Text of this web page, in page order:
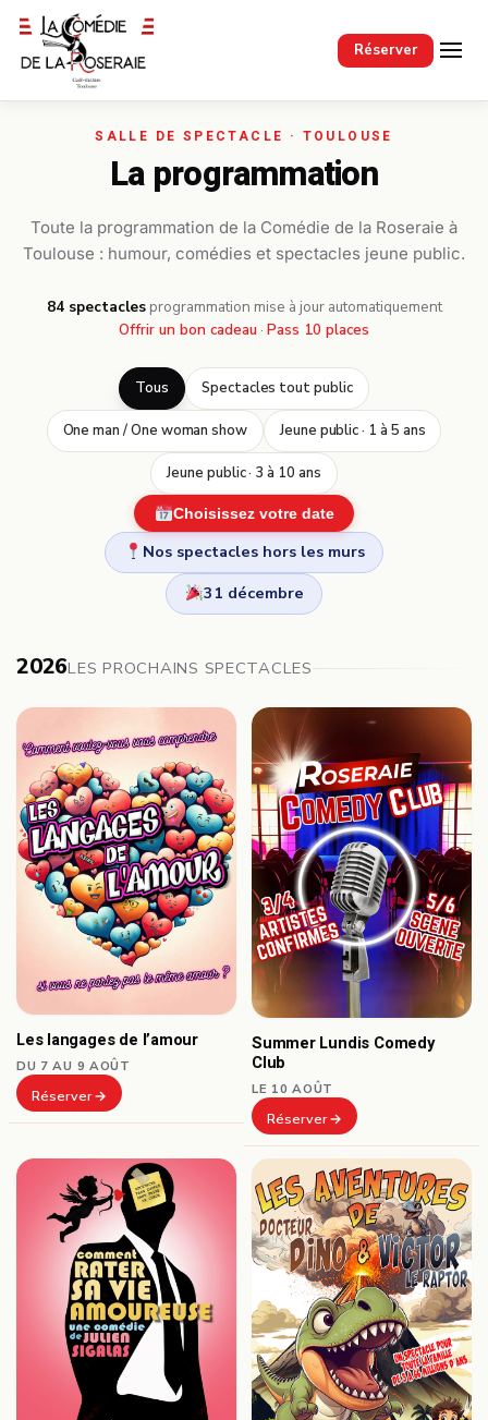
Réserver
Passer au contenu principal
La programmation
Toute la programmation de la Comédie de la Roseraie à
Toulouse : humour, comédies et spectacles jeune public.
84 spectacles· programmation mise à jour automatiquement
Offrir un bon cadeau · Pass 10 places
Tous Spectacles tout public
One man / One woman show Jeune public · 1 à 5 ans
Jeune public · 3 à 10 ans
Choisissez votre date
Nos spectacles hors les murs
31 décembre
2026LES PROCHAINS SPECTACLES
Les langages de l’amour
DU 7 AU 9 AOÛT
Réserver
Summer Lundis Comedy
Club
LE 10 AOÛT
Réserver